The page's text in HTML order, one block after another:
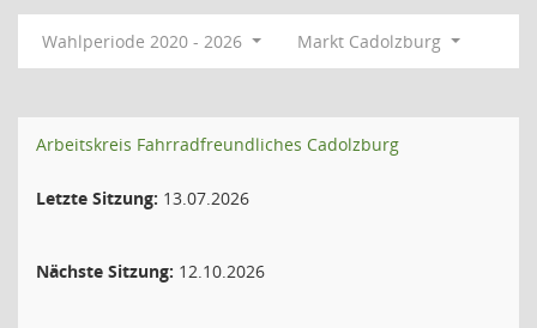
Wahlperiode 2020 - 2026 Markt Cadolzburg
Arbeitskreis Fahrradfreundliches Cadolzburg
Letzte Sitzung: 13.07.2026
Nächste Sitzung: 12.10.2026